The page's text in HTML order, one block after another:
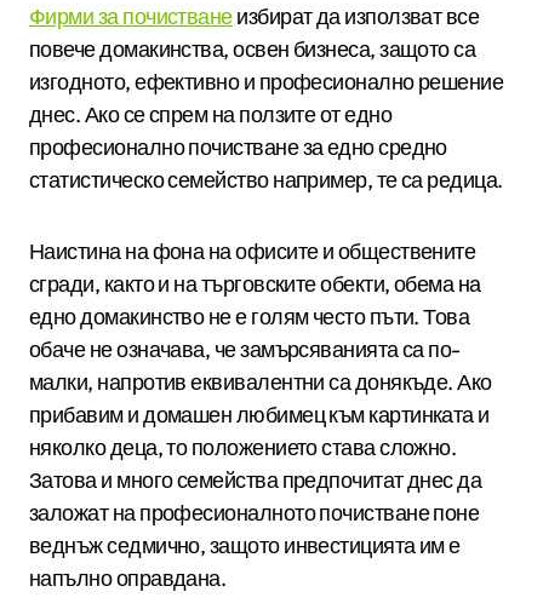
Фирми за почистванеизбират да използват все
повече домакинства, освен бизнеса, защото са
изгодното, ефективно и професионално решение
днес. Ако се спрем на ползите от едно
професионално почистване за едно средно
статистическо семейство например, те са редица.
Наистина на фона на офисите и обществените
сгради, както и на търговските обекти, обема на
едно домакинство не е голям често пъти. Това
обаче не означава, че замърсяванията са по-
малки, напротив еквивалентни са донякъде. Ако
прибавим и домашен любимец към картинката и
няколко деца, то положението става сложно.
Затова и много семейства предпочитат днес да
заложат на професионалното почистване поне
веднъж седмично, защото инвестицията им е
напълно оправдана.